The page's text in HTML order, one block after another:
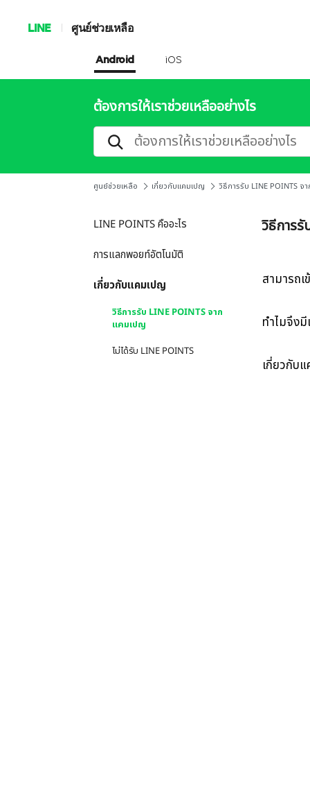
LINE ศูนย์ช่วยเหลือ
Android iOS
ต้องการให้เราช่วยเหลืออย่างไร
ศูนย์ช่วยเหลือ เกี่ยวกับแคมเปญ วิธีการรับ LINE POINTS จ
LINE POINTS คืออะไร
การแลกพอยท์อัตโนมัติ
เกี่ยวกับแคมเปญ
วิธีการรับ LINE POINTS จาก
แคมเปญ
ไม่ได้รับ LINE POINTS
วิธีการ
สามารถ
ทำไมจึง
เกี่ยวกับ